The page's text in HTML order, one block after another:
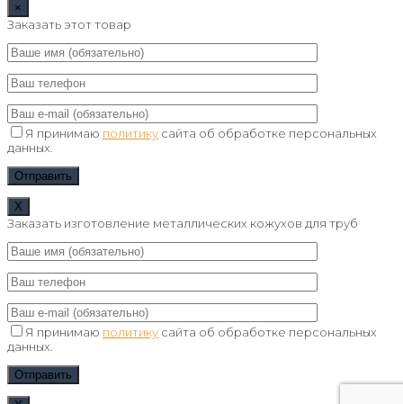
×
Заказать этот товар
Я принимаю политику сайта об обработке персональных
данных.
Х
Заказать изготовление металлических кожухов для труб
Я принимаю политику сайта об обработке персональных
данных.